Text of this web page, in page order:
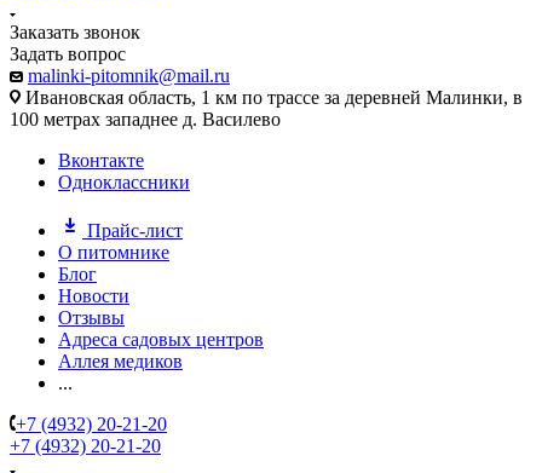
Заказать звонок
Задать вопрос
malinki-pitomnik@mail.ru
Ивановская область, 1 км по трассе за деревней Малинки, в
100 метрах западнее д. Василево
Вконтакте
Одноклассники
Прайс-лист
О питомнике
Блог
Новости
Отзывы
Адреса садовых центров
Аллея медиков
...
+7 (4932) 20-21-20
+7 (4932) 20-21-20